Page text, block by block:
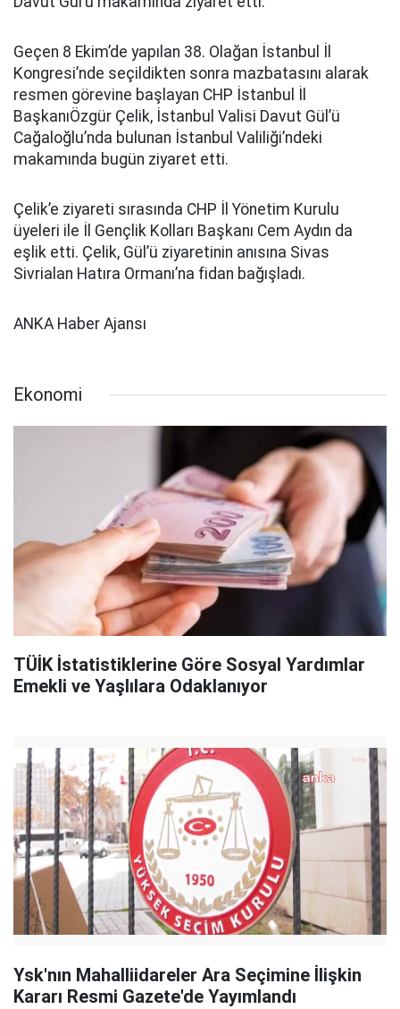
Geçen 8 Ekim’de yapılan 38. Olağan İstanbul İl
Kongresi’nde seçildikten sonra mazbatasını alarak
resmen görevine başlayan CHP İstanbul İl
BaşkanıÖzgür Çelik, İstanbul Valisi Davut Gül’ü
Cağaloğlu’nda bulunan İstanbul Valiliği’ndeki
makamında bugün ziyaret etti.
Çelik’e ziyareti sırasında CHP İl Yönetim Kurulu
üyeleri ile İl Gençlik Kolları Başkanı Cem Aydın da
eşlik etti. Çelik, Gül’ü ziyaretinin anısına Sivas
Sivrialan Hatıra Ormanı’na fidan bağışladı.
ANKA Haber Ajansı
Ekonomi
TÜİK İstatistiklerine Göre Sosyal Yardımlar
Emekli ve Yaşlılara Odaklanıyor
Ysk'nın Mahalliidareler Ara Seçimine İlişkin
Kararı Resmi Gazete'de Yayımlandı